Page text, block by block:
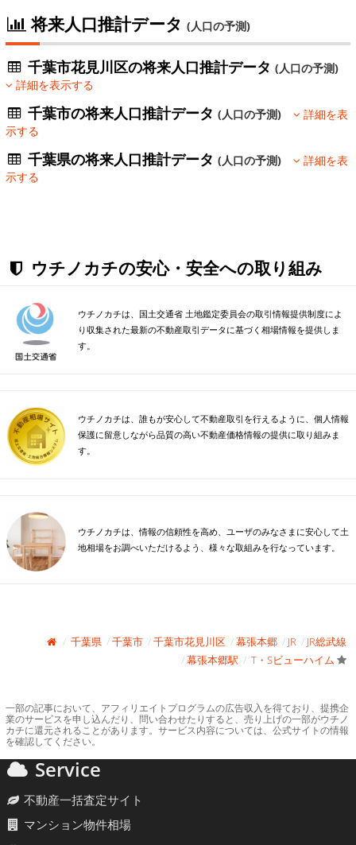
将来人口推計データ (人口の予測)
千葉市花見川区の将来人口推計データ(人口の予測)
詳細を表示する
千葉市の将来人口推計データ(人口の予測)
詳細を表
示する
千葉県の将来人口推計データ(人口の予測)
詳細を表
示する
ウチノカチの安心・安全への取り組み
ウチノカチは、国土交通省 土地鑑定委員会の取引情報提供制度によ
り収集された最新の不動産取引データに基づく相場情報を提供しま
す。
ウチノカチは、誰もが安心して不動産取引を行えるように、個人情報
保護に留意しながら品質の高い不動産価格情報の提供に取り組みま
す。
ウチノカチは、情報の信頼性を高め、ユーザのみなさまに安心して土
地相場をお調べいただけるよう、様々な取組みを行なっています。
千葉県 千葉市 千葉市花見川区 幕張本郷 JR
JR総武線
幕張本郷駅
T・Sビューハイム
一部の記事において、アフィリエイトプログラムの広告収入を得ており、提携企
業のサービスを申し込んだり、問い合わせたりすると、売り上げの一部がウチノ
カチに還元されることがあります。サービス内容については、公式サイトの情報
を確認してください。
Service
不動産一括査定サイト
マンション物件相場